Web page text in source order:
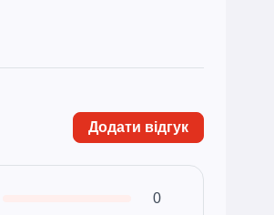
Додати відгук
0